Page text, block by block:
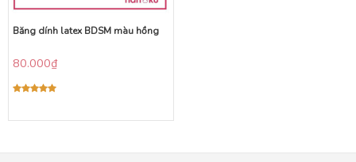
Băng dính latex BDSM màu hồng
80.000₫
5 sao